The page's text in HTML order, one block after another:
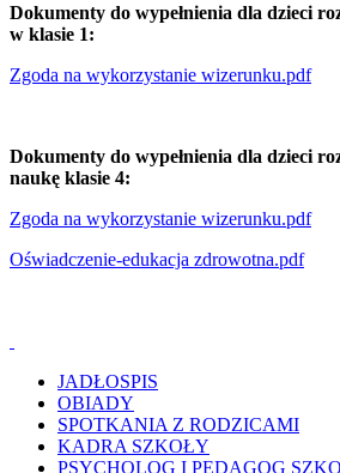
Dokumenty do wypełnienia dla dzieci
w klasie 1:
Zgoda na wykorzystanie wizerunku.pdf
Dokumenty do wypełnienia dla dzieci
naukę klasie 4:
Zgoda na wykorzystanie wizerunku.pdf
Oświadczenie-edukacja zdrowotna.pdf
JADŁOSPIS
OBIADY
SPOTKANIA Z RODZICAMI
KADRA SZKOŁY
PSYCHOLOG I PEDAGOG